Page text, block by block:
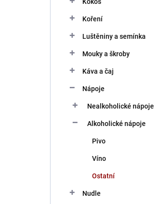
Koření
Luštěniny a semínka
Mouky a škroby
Káva a čaj
Nápoje
Nealkoholické nápoje
Alkoholické nápoje
Pivo
Víno
Ostatní
Nudle